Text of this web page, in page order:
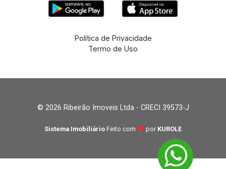
Política de Privacidade
Termo de Uso
© 2026 Ribeirão Imoveis Ltda - CRECI 39573-J
Sistema Imobiliário Feito com por KUROLE